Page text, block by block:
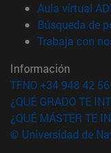
Aula virtual ADI
Búsqueda de
Trabaja con
Información
TFNO +34 948 42
¿QUÉ GRADO TE
¿QUÉ MÁSTER TE
© Universidad de